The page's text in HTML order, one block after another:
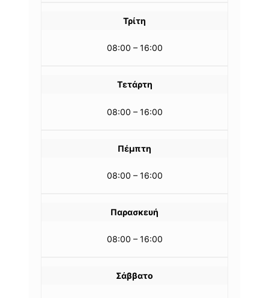
Τρίτη
08:00 – 16:00
Τετάρτη
08:00 – 16:00
Πέμπτη
08:00 – 16:00
Παρασκευή
08:00 – 16:00
Σάββατο